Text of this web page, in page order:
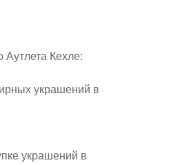
Кехле:
украшений в
украшений в